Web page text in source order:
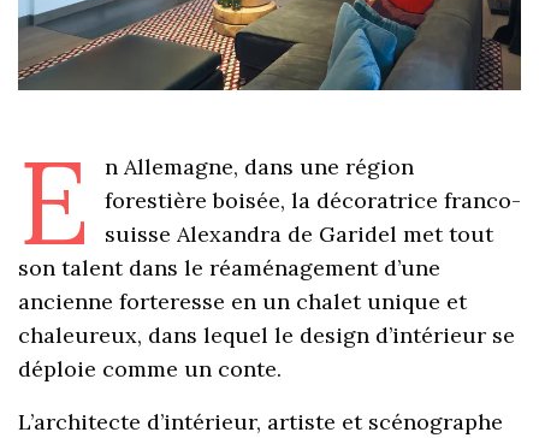
E
n Allemagne, dans une région
forestière boisée, la décoratrice franco-
suisse Alexandra de Garidel met tout
son talent dans le réaménagement d’une
ancienne forteresse en un chalet unique et
chaleureux, dans lequel le design d’intérieur se
déploie comme un conte.
L’architecte d’intérieur, artiste et scénographe